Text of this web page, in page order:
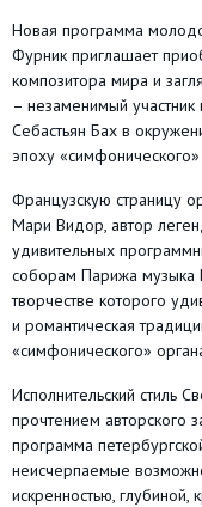
Новая программа
Фурник приглашает
композитора мира и
– незаменимый
Себастьян Бах в
эпоху «симфонического»
Французскую страницу
Мари Видор, автор
удивительных
соборам Парижа музыка
творчестве которого
и романтическая
«симфонического»
Исполнительский стиль
прочтением авторского
программа
неисчерпаемые
искренностью, глубиной,